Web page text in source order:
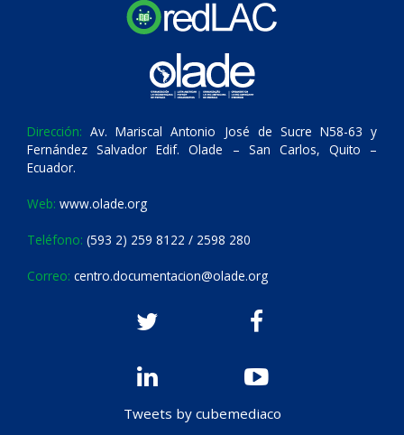
Dirección: Av. Mariscal Antonio José de Sucre N58-63 y
Fernández Salvador Edif. Olade – San Carlos, Quito –
Ecuador.
Web: www.olade.org
Teléfono: (593 2) 259 8122 / 2598 280
Correo: centro.documentacion@olade.org
Tweets by cubemediaco